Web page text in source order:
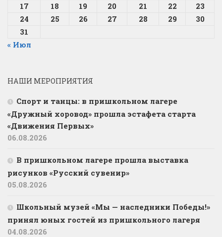
17
18 19 20 21 22
23
24
25 26 27 28 29
30
31
« Июл
НАШИ МЕРОПРИЯТИЯ
Спорт и танцы: в пришкольном лагере
«Дружный хоровод» прошла эстафета старта
«Движения Первых»
06.08.2026
В пришкольном лагере прошла выставка
рисунков «Русский сувенир»
05.08.2026
Школьный музей «Мы — наследники Победы!»
принял юных гостей из пришкольного лагеря
04.08.2026